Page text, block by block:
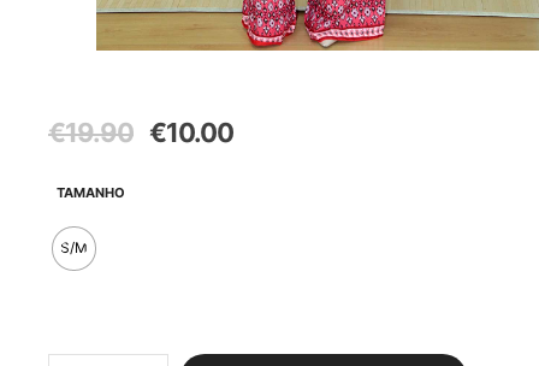
€19.90 O€10.00O
TAMANHO
S/M